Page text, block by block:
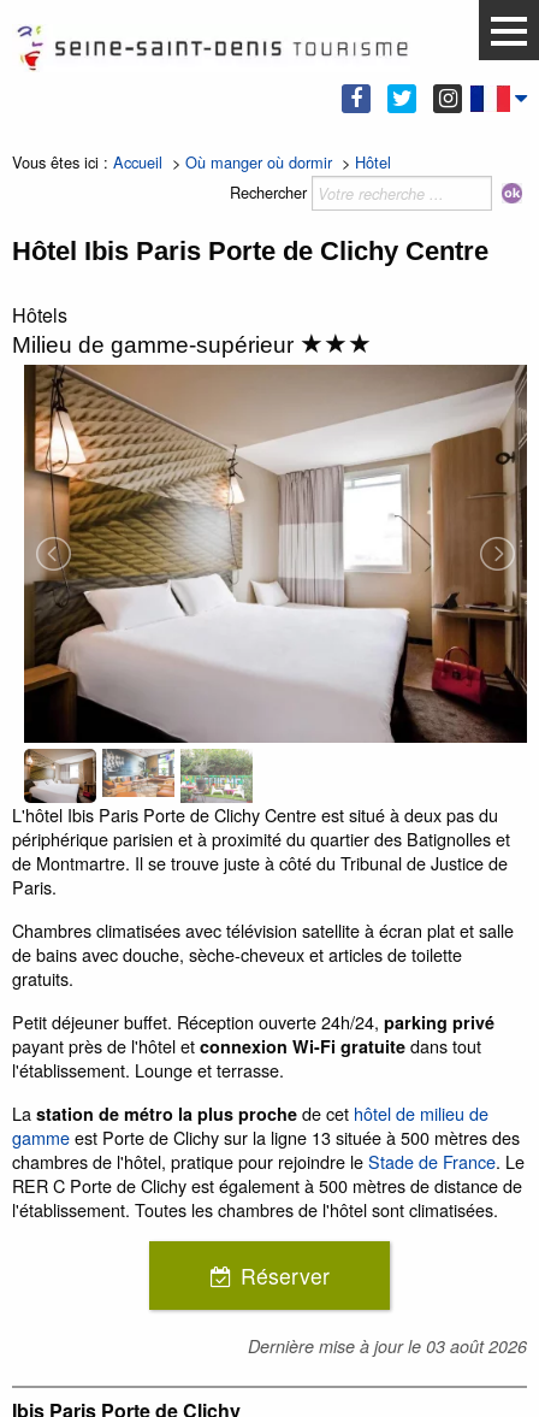
Vous êtes ici : Accueil > Où manger où dormir> Hôtel
Rechercher
Hôtel Ibis Paris Porte de Clichy Centre
Hôtels
Milieu de gamme-supérieur ★★★
L'hôtel Ibis Paris Porte de Clichy Centre est situé à deux pas du
périphérique parisien et à proximité du quartier des Batignolles et
de Montmartre. Il se trouve juste à côté du Tribunal de Justice de
Paris.
Chambres climatisées avec télévision satellite à écran plat et salle
de bains avec douche, sèche-cheveux et articles de toilette
gratuits.
Petit déjeuner buffet. Réception ouverte 24h/24, parking privé
payant près de l'hôtel et connexion Wi-Fi gratuite dans tout
l'établissement. Lounge et terrasse.
La station de métro la plus proche de cet hôtel de milieu de
gammeest Porte de Clichy sur la ligne 13 située à 500 mètres des
chambres de l'hôtel, pratique pour rejoindre leStade de France. Le
RER C Porte de Clichy est également à 500 mètres de distance de
l'établissement. Toutes les chambres de l'hôtel sont climatisées.
Réserver
Dernière mise à jour le 03 août 2026
Ibis Paris Porte de Clichy